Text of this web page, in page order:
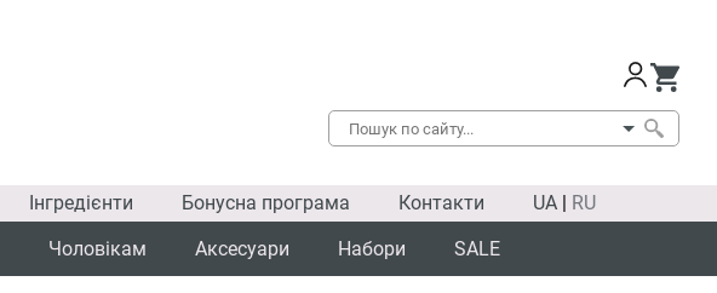
Інгредієнти Бонусна програма Контакти UA | RU
Чоловікам Аксесуари Набори SALE